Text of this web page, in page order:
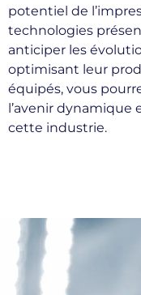
potentiel de
technologies
anticiper les
optimisant leur
équipés, vous
l’avenir
cette industrie.